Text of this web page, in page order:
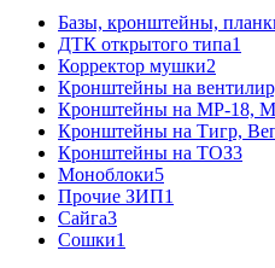
Базы, кронштейны,
ДТК открытого типа1
Корректор мушки2
Кронштейны на
Кронштейны на МР-18,
Кронштейны на Тигр,
Кронштейны на ТОЗ3
Моноблоки5
Прочие ЗИП1
Сайга3
Сошки1